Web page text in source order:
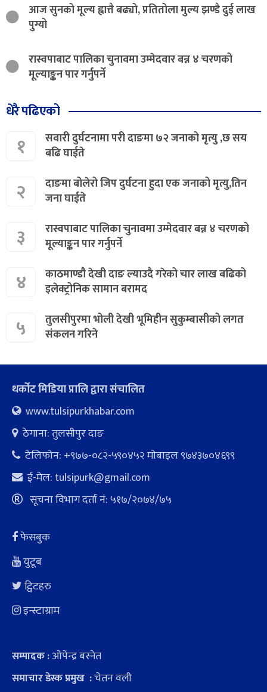
आज सुनको मूल्य ह्वात्तै बढ्यो, प्रतितोला मुल्य झण्डै दुई लाख
पुग्यो
रास्वपाबाट पालिका चुनावमा उम्मेदवार बन्न ४ चरणको
मूल्याङ्कन पार गर्नुपर्ने
धेरै पढिएको
१
सवारी दुर्घटनामा परी दाङमा ७२ जनाको मृत्यु ,छ सय
बढि घाईते
२
दाङमा बोलेरो जिप दुर्घटना हुदा एक जनाको मृत्यु,तिन
जना घाईते
३
रास्वपाबाट पालिका चुनावमा उम्मेदवार बन्न ४ चरणको
मूल्याङ्कन पार गर्नुपर्ने
४
काठमाण्डौ देखी दाङ ल्याउदै गरेको चार लाख बढिको
इलेक्ट्रोनिक सामान बरामद
५
तुलसीपुरमा भोली देखी भूमिहीन सुकुम्बासीको लगत
संकलन गरिने
थर्कोट मिडिया प्रालि द्वारा संचालित
www.tulsipurkhabar.com
ठेगाना: तुलसीपुर दाङ
टेलिफोन: +९७७-०८२-५९०४५२ माेबाइल ९७४३७०४६९९
ई-मेल: tulsipurk@gmail.com
सूचना विभाग दर्ता नं: ५१७/२०७४/७५
फेसबुक
युटूब
ट्विटहरु
इन्स्टाग्राम
सम्पादक :ओपेन्द्र बस्नेत
समाचार डेस्क प्रमुख :चेतन वली